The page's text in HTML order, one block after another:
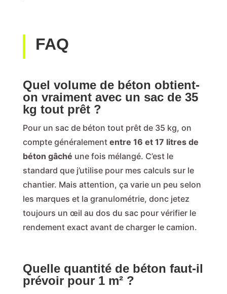
FAQ
Quel volume de béton obtient-
on vraiment avec un sac de 35
kg tout prêt ?
Pour un sac de béton tout prêt de 35 kg, on
compte généralement entre 16 et 17 litres de
béton gâché une fois mélangé. C’est le
standard que j’utilise pour mes calculs sur le
chantier. Mais attention, ça varie un peu selon
les marques et la granulométrie, donc jetez
toujours un œil au dos du sac pour vérifier le
rendement exact avant de charger le camion.
Quelle quantité de béton faut-il
prévoir pour 1 m² ?